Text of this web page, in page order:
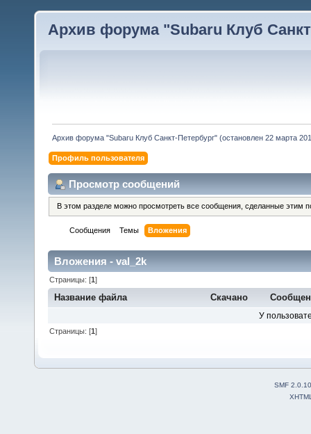
Архив форума "Subaru Клуб
Архив форума "Subaru Клуб Санкт-Петербург" (остановлен 22 марта
Профиль пользователя
Просмотр сообщений
В этом разделе можно просмотреть все сообщения, сделанные этим
Сообщения Темы Вложения
Вложения - val_2k
Страницы: [1]
Название файла Скачано
У
Страницы: [1]
SMF 2.0.10